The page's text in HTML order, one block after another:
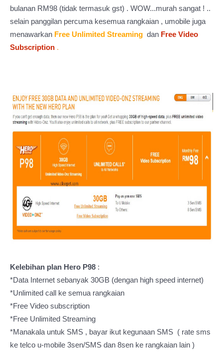
bulanan RM98 (tidak termasuk gst) . WOW...murah sangat ! ..
selain panggilan percuma kesemua rangkaian , umobile juga
menawarkan Free Unlimited Streaming dan Free Video
Subscription .
Kelebihan plan Hero P98 :
*Data Internet sebanyak 30GB (dengan high speed internet)
*Unlimited call ke semua rangkaian
*Free Video subscription
*Free Unlimited Streaming
*Manakala untuk SMS , bayar ikut kegunaan SMS ( rate sms
ke telco u-mobile 3sen/SMS dan 8sen ke rangkaian lain )